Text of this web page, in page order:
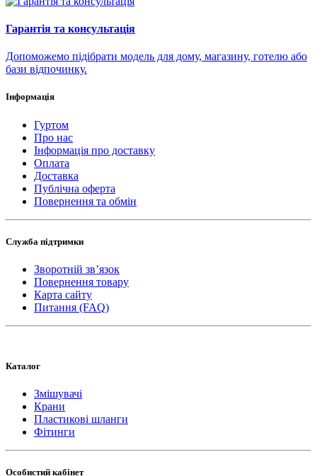
Гарантія та консультація
Допоможемо підібрати модель для дому, магазину, готелю або
бази відпочинку.
Інформація
Гуртом
Про нас
Інформація про доставку
Оплата
Доставка
Публічна оферта
Повернення та обмін
Служба підтримки
Зворотній зв’язок
Повернення товару
Карта сайту
Питання (FAQ)
Каталог
Змішувачі
Крани
Пластикові шланги
Фітинги
Особистий кабінет